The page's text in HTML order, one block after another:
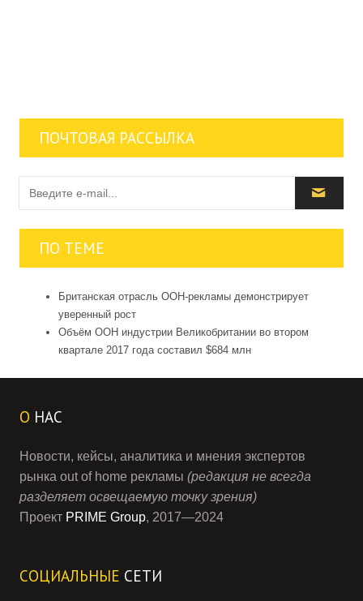
ПОЧТОВАЯ РАССЫЛКА
ПО ТЕМЕ
Британская отрасль OOH-рекламы демонстрирует
уверенный рост
Объём OOH индустрии Великобритании во втором
квартале 2017 года составил $684 млн
О НАС
Новости, кейсы, аналитика и мнения экспертов
рынка out of home рекламы (редакция не всегда
разделяет освещаемую точку зрения)
Проект PRIME Group, 2017—2024
СОЦИАЛЬНЫЕ СЕТИ